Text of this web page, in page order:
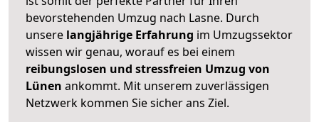
bevorstehenden Umzug nach Lasne. Durch
unsere langjährige Erfahrung im Umzugssektor
wissen wir genau, worauf es bei einem
reibungslosen und stressfreien Umzug von
Lünen ankommt. Mit unserem zuverlässigen
Netzwerk kommen Sie sicher ans Ziel.